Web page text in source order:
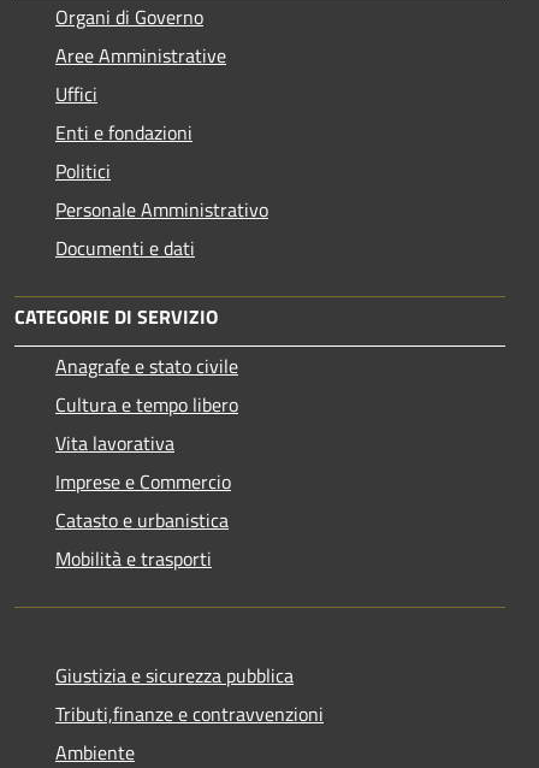
Organi di Governo
Aree Amministrative
Uffici
Enti e fondazioni
Politici
Personale Amministrativo
Documenti e dati
CATEGORIE DI SERVIZIO
Anagrafe e stato civile
Cultura e tempo libero
Vita lavorativa
Imprese e Commercio
Catasto e urbanistica
Mobilità e trasporti
Giustizia e sicurezza pubblica
Tributi,finanze e contravvenzioni
Ambiente